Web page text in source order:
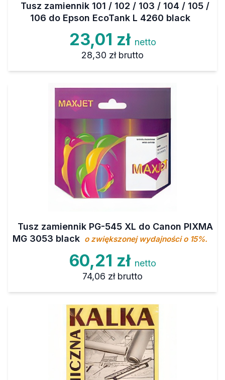
Tusz zamiennik 101 / 102 / 103 / 104 / 105 /
106 do Epson EcoTank L 4260 black
23,01 zł netto
28,30 zł brutto
Tusz zamiennik PG-545 XL do Canon PIXMA
MG 3053 black o zwiększonej wydajności o 15%.
60,21 zł netto
74,06 zł brutto